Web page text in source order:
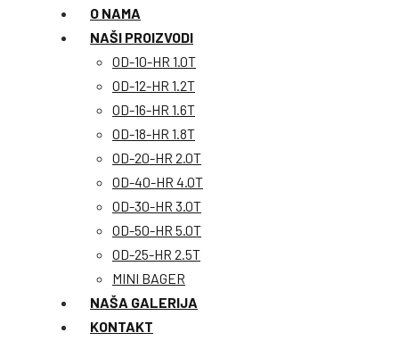
O NAMA
NAŠI PROIZVODI
OD-10-HR 1.0T
OD-12-HR 1.2T
OD-16-HR 1.6T
OD-18-HR 1.8T
OD-20-HR 2.0T
OD-40-HR 4.0T
OD-30-HR 3.0T
OD-50-HR 5.0T
OD-25-HR 2.5T
MINI BAGER
NAŠA GALERIJA
KONTAKT